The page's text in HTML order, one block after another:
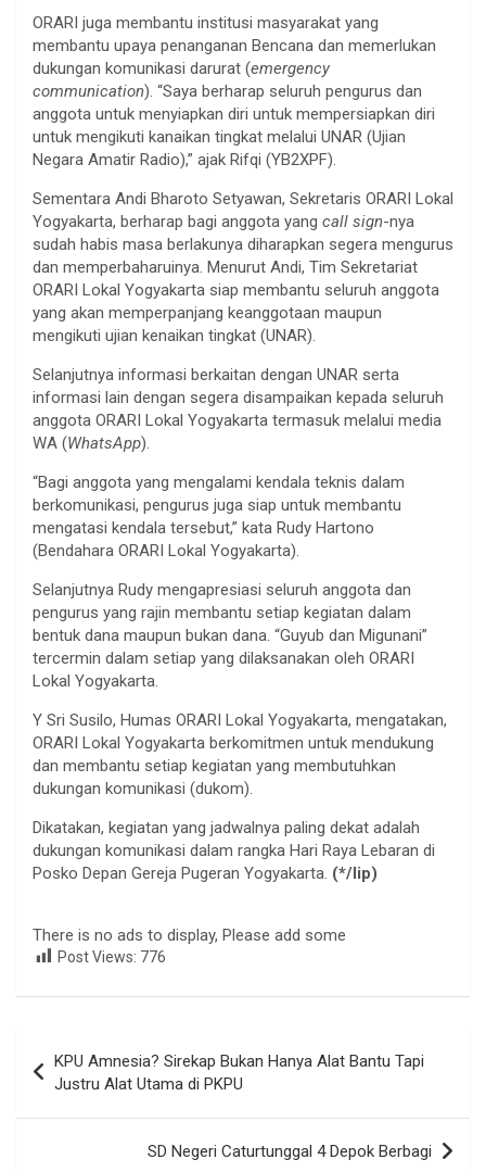
ORARI juga membantu institusi masyarakat yang
membantu upaya penanganan Bencana dan memerlukan
dukungan komunikasi darurat (emergency
communication). “Saya berharap seluruh pengurus dan
anggota untuk menyiapkan diri untuk mempersiapkan diri
untuk mengikuti kanaikan tingkat melalui UNAR (Ujian
Negara Amatir Radio),” ajak Rifqi (YB2XPF).
Sementara Andi Bharoto Setyawan, Sekretaris ORARI Lokal
Yogyakarta, berharap bagi anggota yang call sign-nya
sudah habis masa berlakunya diharapkan segera mengurus
dan memperbaharuinya. Menurut Andi, Tim Sekretariat
ORARI Lokal Yogyakarta siap membantu seluruh anggota
yang akan memperpanjang keanggotaan maupun
mengikuti ujian kenaikan tingkat (UNAR).
Selanjutnya informasi berkaitan dengan UNAR serta
informasi lain dengan segera disampaikan kepada seluruh
anggota ORARI Lokal Yogyakarta termasuk melalui media
WA (WhatsApp).
“Bagi anggota yang mengalami kendala teknis dalam
berkomunikasi, pengurus juga siap untuk membantu
mengatasi kendala tersebut,” kata Rudy Hartono
(Bendahara ORARI Lokal Yogyakarta).
Selanjutnya Rudy mengapresiasi seluruh anggota dan
pengurus yang rajin membantu setiap kegiatan dalam
bentuk dana maupun bukan dana. “Guyub dan Migunani”
tercermin dalam setiap yang dilaksanakan oleh ORARI
Lokal Yogyakarta.
Y Sri Susilo, Humas ORARI Lokal Yogyakarta, mengatakan,
ORARI Lokal Yogyakarta berkomitmen untuk mendukung
dan membantu setiap kegiatan yang membutuhkan
dukungan komunikasi (dukom).
Dikatakan, kegiatan yang jadwalnya paling dekat adalah
dukungan komunikasi dalam rangka Hari Raya Lebaran di
Posko Depan Gereja Pugeran Yogyakarta. (*/lip)
There is no ads to display, Please add some
Post Views: 776
pos
KPU Amnesia? Sirekap Bukan Hanya Alat Bantu Tapi
Justru Alat Utama di PKPU
SD Negeri Caturtunggal 4 Depok Berbagi